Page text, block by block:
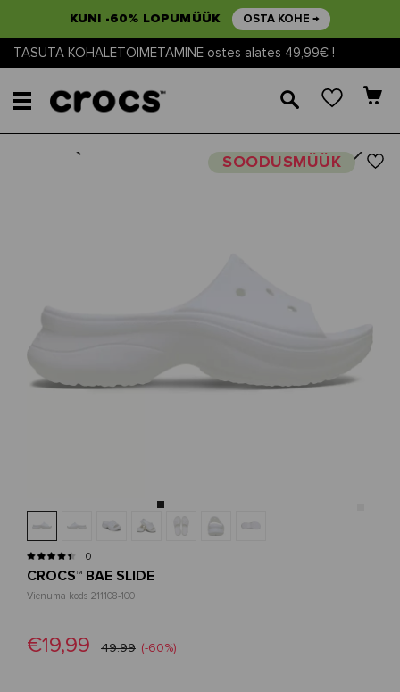
KUNI -60% LOPUMÜÜK OSTA KOHE →
TASUTA KOHALETOIMETAMINE ostes alates 49,99€ !
🔎
SOODUSMÜÜKNext
0
CROCS™ BAE SLIDE
Vienuma kods 211108-100
€19,99 49.99 (-60%)